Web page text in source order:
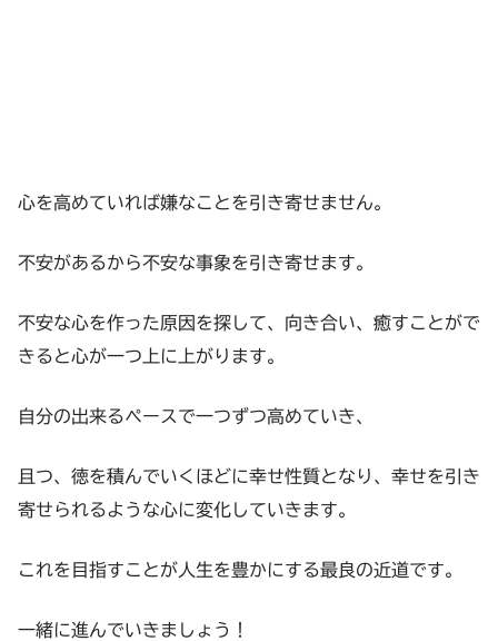
心を高めていれば嫌なことを引き寄せません。
不安があるから不安な事象を引き寄せます。
不安な心を作った原因を探して、向き合い、癒すことがで
きると心が一つ上に上がります。
自分の出来るペースで一つずつ高めていき、
且つ、徳を積んでいくほどに幸せ性質となり、幸せを引き
寄せられるような心に変化していきます。
これを目指すことが人生を豊かにする最良の近道です。
一緒に進んでいきましょう！